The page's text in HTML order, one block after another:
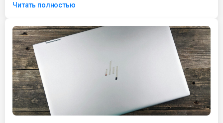
Читать полностью